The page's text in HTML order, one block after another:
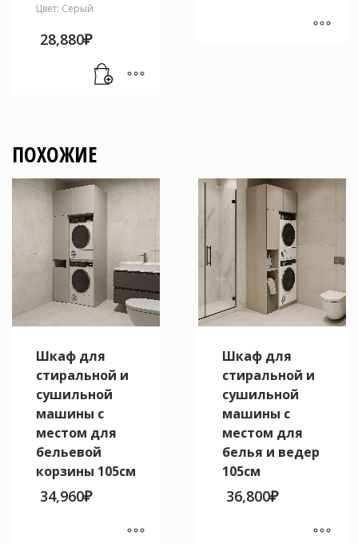
Цвет: Серый
28,880₽
выбрать
странице
ПОХОЖИЕ
Шкаф для
стиральной и
сушильной
машины с
местом для
бельевой
корзины 105см
34,960₽
Шкаф для
стиральной и
сушильной
машины с
местом для
белья и ведер
105см
36,800₽